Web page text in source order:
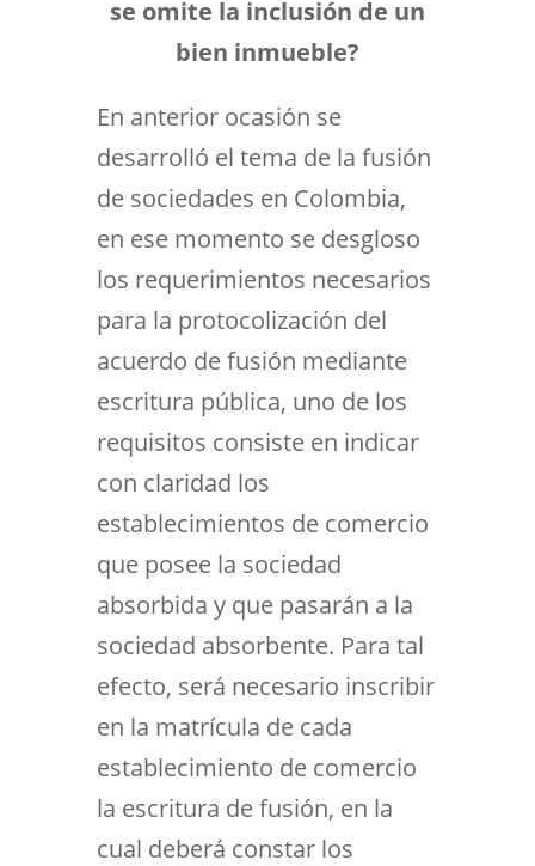
se omite la inclusión de un
bien inmueble?
En anterior ocasión se
desarrolló el tema de la fusión
de sociedades en Colombia,
en ese momento se desgloso
los requerimientos necesarios
para la protocolización del
acuerdo de fusión mediante
escritura pública, uno de los
requisitos consiste en indicar
con claridad los
establecimientos de comercio
que posee la sociedad
absorbida y que pasarán a la
sociedad absorbente. Para tal
efecto, será necesario inscribir
en la matrícula de cada
establecimiento de comercio
la escritura de fusión, en la
cual deberá constar los